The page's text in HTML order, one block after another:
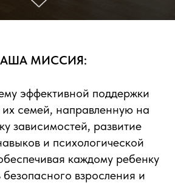
МИССИЯ:
эффективной поддержки
их семей, направленную на
зависимостей, развитие
и психологической
каждому ребенку
взросления и